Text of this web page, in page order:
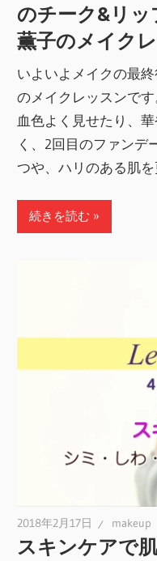
のチーク&リ
薫子のメイク
いよいよメイクの最
のメイクレッスンで
血色よく見せたり、
く、2回目のファンデ
つや、ハリのある肌
続きを読む
2018年2月17日 makeup
スキンケアで